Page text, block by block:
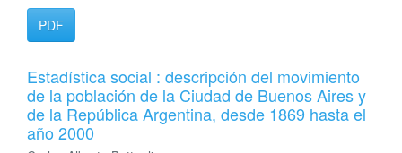
PDF
Estadística social : descripción del movimiento
de la población de la Ciudad de Buenos Aires y
de la República Argentina, desde 1869 hasta el
año 2000